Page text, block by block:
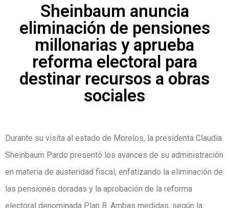
Sheinbaum anuncia
eliminación de pensiones
millonarias y aprueba
reforma electoral para
destinar recursos a obras
sociales
Durante su visita al estado de Morelos, la presidenta Claudia
Sheinbaum Pardo presentó los avances de su administración
en materia de austeridad fiscal, enfatizando la eliminación de
las pensiones doradas y la aprobación de la reforma
electoral denominada Plan B. Ambas medidas, según la